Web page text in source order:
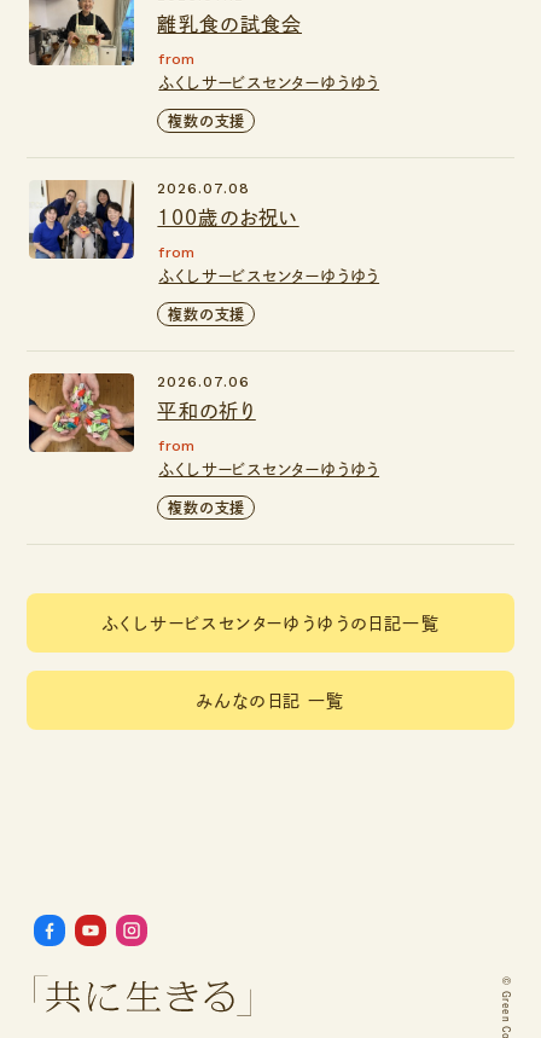
離乳食の試食会
from
ふくしサービスセンターゆうゆう
複数の支援
100歳のお祝い
2026.07.08
from
ふくしサービスセンターゆうゆう
複数の支援
平和の祈り
2026.07.06
from
ふくしサービスセンターゆうゆう
複数の支援
ふくしサービスセンターゆうゆうの日記一覧
みんなの日記 一覧
©